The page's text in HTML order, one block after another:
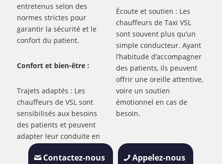
entretenus selon des
normes strictes pour
garantir la sécurité et le
confort du patient.
Confort et bien-être :
Trajets adaptés : Les
chauffeurs de VSL sont
sensibilisés aux besoins
des patients et peuvent
adapter leur conduite en
Écoute et soutien : Les
chauffeurs de Taxi VSL
sont souvent plus qu’un
simple conducteur. Ayant
l’habitude d’accompagner
des patients, ils peuvent
offrir une oreille attentive,
voire un soutien
émotionnel en cas de
besoin.
Contactez-nous Appelez-nous